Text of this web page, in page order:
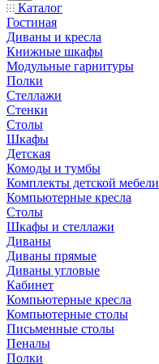
Каталог
Гостиная
Диваны и кресла
Книжные шкафы
Модульные гарнитуры
Полки
Стеллажи
Стенки
Столы
Шкафы
Детская
Комоды и тумбы
Комплекты детской мебели
Компьютерные кресла
Столы
Шкафы и стеллажи
Диваны
Диваны прямые
Диваны угловые
Кабинет
Компьютерные кресла
Компьютерные столы
Письменные столы
Пеналы
Полки